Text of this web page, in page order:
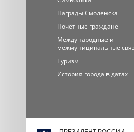
Награды Смоленска
Почётные граждане
Международные и
межмуниципальные
Туризм
История города в датах